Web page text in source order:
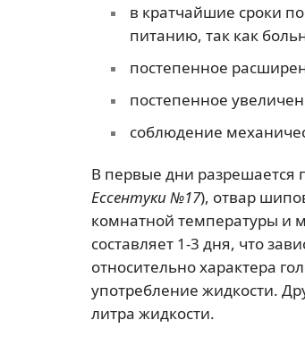
в кратчайшие сроки
питанию, так как
постепенное
постепенное
соблюдение
В первые дни разрешается
Ессентуки №17), отвар
комнатной температуры и
составляет 1-3 дня, что
относительно характера
употребление жидкости.
литра жидкости.